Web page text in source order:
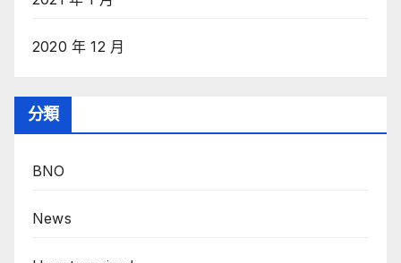
2020 年 12 月
分類
BNO
News